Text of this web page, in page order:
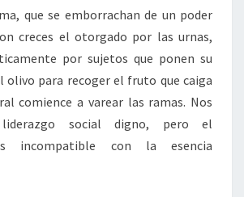
que se emborrachan de un poder
creces el otorgado por las urnas,
por sujetos que ponen su
olivo para recoger el fruto que caiga
comience a varear las ramas. Nos
social digno, pero el
incompatible con la esencia